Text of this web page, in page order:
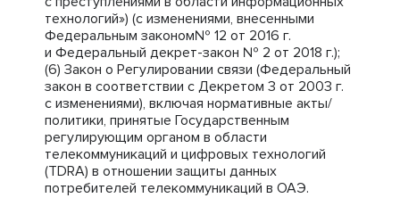
технологий») (с изменениями, внесенными
Федеральным законом№ 12 от 2016 г.
и Федеральный декрет-закон № 2 от 2018 г.);
(6) Закон о Регулировании связи (Федеральный
закон в соответствии с Декретом 3 от 2003 г.
с изменениями), включая нормативные акты/
политики, принятые Государственным
регулирующим органом в области
телекоммуникаций и цифровых технологий
(TDRA) в отношении защиты данных
потребителей телекоммуникаций в ОАЭ.